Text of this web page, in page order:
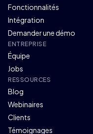
Fonctionnalités
Intégration
Demander une démo
ENTREPRISE
Équipe
Jobs
RESSOURCES
Blog
Webinaires
Clients
Témoignages